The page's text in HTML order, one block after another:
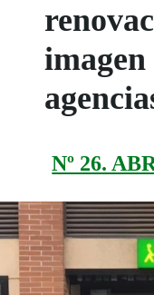
imagen
Nº 26.